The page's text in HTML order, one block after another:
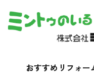
おすすめリフォー